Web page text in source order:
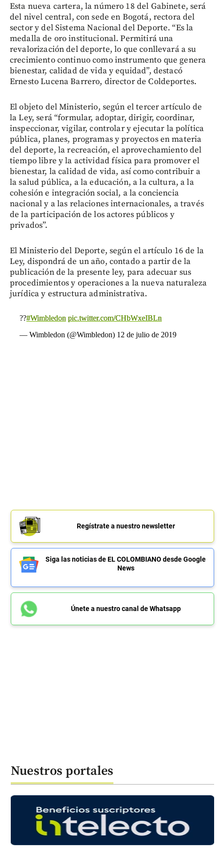
Esta nueva cartera, la número 18 del Gabinete, será
del nivel central, con sede en Bogotá, rectora del
sector y del Sistema Nacional del Deporte. “Es la
medalla de oro institucional. Permitirá una
revalorización del deporte, lo que conllevará a su
crecimiento continuo como instrumento que genera
bienestar, calidad de vida y equidad”, destacó
Ernesto Lucena Barrero, director de Coldeportes.
El objeto del Ministerio, según el tercer artículo de
la Ley, será “formular, adoptar, dirigir, coordinar,
inspeccionar, vigilar, controlar y ejecutar la política
pública, planes, programas y proyectos en materia
del deporte, la recreación, el aprovechamiento del
tiempo libre y la actividad física para promover el
bienestar, la calidad de vida, así como contribuir a
la salud pública, a la educación, a la cultura, a la
cohesión e integración social, a la conciencia
nacional y a las relaciones internacionales, a través
de la participación de los actores públicos y
privados”.
El Ministerio del Deporte, según el artículo 16 de la
Ley, dispondrá de un año, contado a partir de la
publicación de la presente ley, para adecuar sus
procedimientos y operaciones a la nueva naturaleza
jurídica y estructura administrativa.
??#Wimbledon pic.twitter.com/CHbWxeIBLn
— Wimbledon (@Wimbledon) 12 de julio de 2019
Regístrate a nuestro newsletter
Siga las noticias de EL COLOMBIANO desde Google
News
Únete a nuestro canal de Whatsapp
Nuestros portales